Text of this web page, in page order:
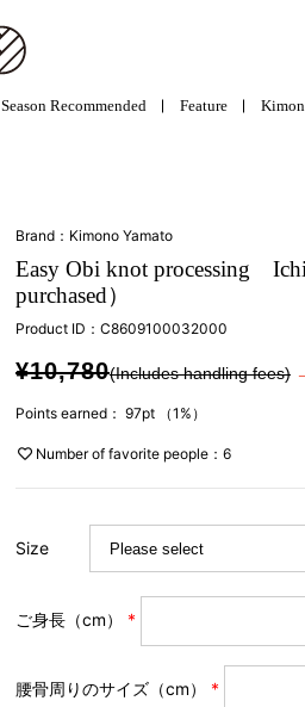
Season Recommended Feature
Brand：Kimono Yamato
Easy Obi knot processing
purchased）
Product ID： C8609100032000
¥10,780(Includes handling fees)
Points earned： 97pt （1%）
Number of favorite people：6
Size
ご身長（cm） *
腰骨周りのサイズ（cm） *